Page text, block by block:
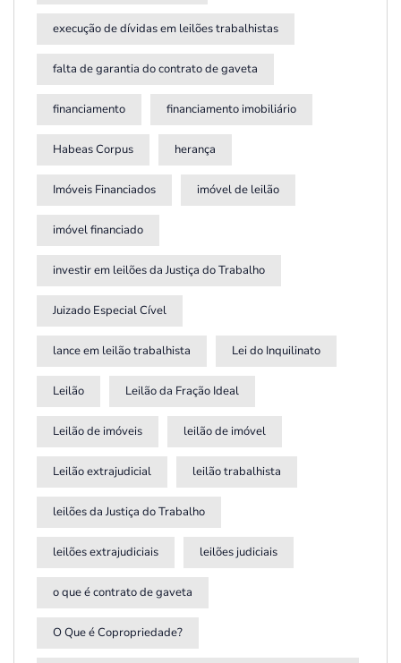
execução de dívidas em leilões trabalhistas
falta de garantia do contrato de gaveta
financiamento financiamento imobiliário
Habeas Corpus herança
Imóveis Financiados imóvel de leilão
imóvel financiado
investir em leilões da Justiça do Trabalho
Juizado Especial Cível
lance em leilão trabalhista Lei do Inquilinato
Leilão Leilão da Fração Ideal
Leilão de imóveis leilão de imóvel
Leilão extrajudicial leilão trabalhista
leilões da Justiça do Trabalho
leilões extrajudiciais leilões judiciais
o que é contrato de gaveta
O Que é Copropriedade?